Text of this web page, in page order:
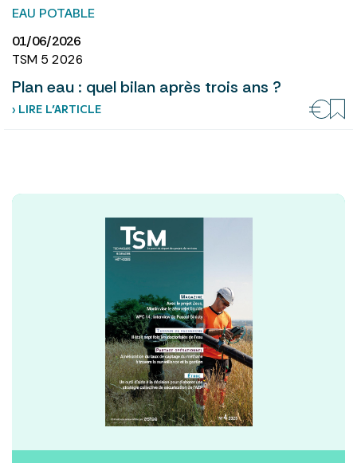
EAU POTABLE
01/06/2026
TSM 5 2026
Plan eau : quel bilan après trois ans ?
› LIRE L’ARTICLE